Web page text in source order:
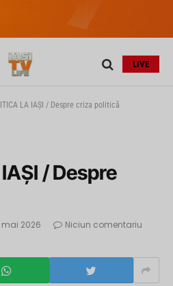
LIVE
LA IAȘI / Despre criza politică
/ Despre
mai 2026
Niciun comentariu